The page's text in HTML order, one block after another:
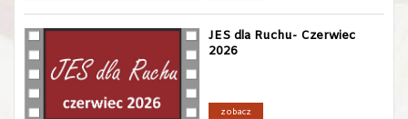
JES dla Ruchu- Czerwiec
2026
zobacz